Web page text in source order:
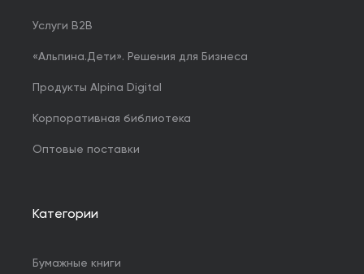
Услуги B2B
«Альпина.Дети». Решения для Бизнеса
Продукты Alpina Digital
Корпоративная библиотека
Оптовые поставки
Категории
Бумажные книги